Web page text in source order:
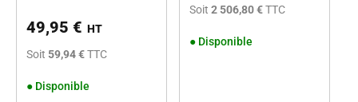
49,95 € HT
Soit 59,94 €TTC
● Disponible
Soit 2 506,80 €TTC
● Disponible